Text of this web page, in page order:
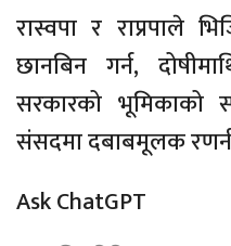
रास्वपा र राप्रपाले
छानबिन गर्न,
सरकारको भूमिकाको
संसदमा दबाबमूलक
Ask ChatGPT